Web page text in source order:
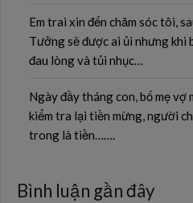
Em trai xin đến chăm sóc tôi,
Tưởng sẽ được ai ủi nhưng khi
đau lòng và tủi nhục…
Ngày đầy tháng con, bố mẹ
kiểm tra lại tiền mừng, người
trong là tiền…….
Bình luận gần đây